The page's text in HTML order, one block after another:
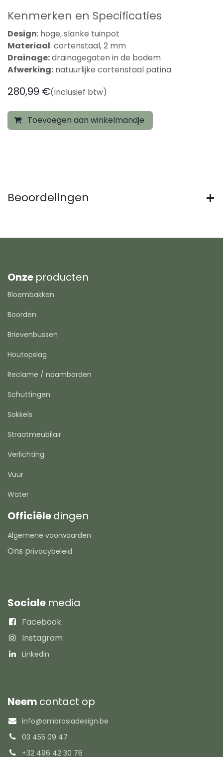
Kenmerken en Specificaties
Design: hoge, slanke tuinpot
Materiaal: cortenstaal, 2 mm
Drainage:drainagegaten in de bodem
Afwerking: natuurlijke cortenstaal patina
280,99 €(Inclusief btw)
Toevoegen aan winkelmandje
Beoordelingen
Onze producten
Bloembakken
Boorden
Brievenbussen
Houtopslag
Reclame / naamborden
Schuttingen
Sokkels
Straatmeubilair
Verlichting
Vuur
Water
Officiëledingen
Algemene voorwaarden
Ons privacybeleid
Sociale media
Facebook
Instagram
Linkedin
Neem contact op
info@ambrosiadesign.be
03 455 09 47
+32 496 42 30 76